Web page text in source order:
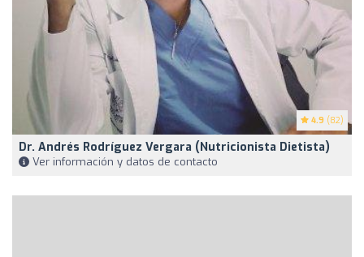
4.9 (82)
Dr. Andrés Rodríguez Vergara (Nutricionista Dietista)
Ver información y datos de contacto